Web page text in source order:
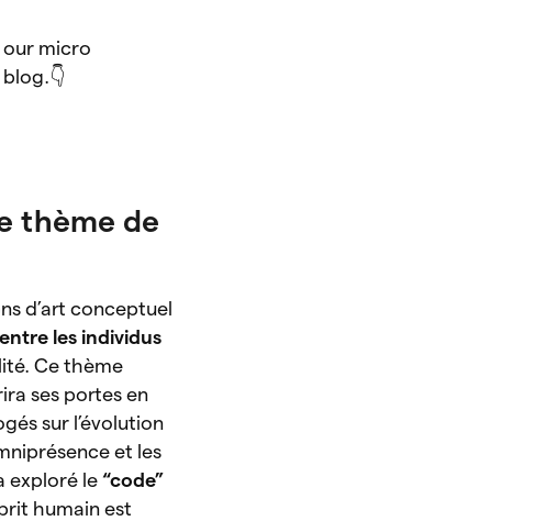
our micro
thème de
d’art conceptuel
les individus
Ce thème
ses portes en
sur l’évolution
et les
exploré le“code”
humain est